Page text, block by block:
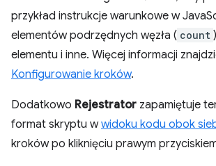
przykład instrukcje warunkowe w
elementów podrzędnych węzła ( count
elementu i inne. Więcej informacji
Konfigurowanie kroków.
Dodatkowo Rejestrator zapamiętuje
format skryptu wwidoku kodu obok
kroków po kliknięciu prawym